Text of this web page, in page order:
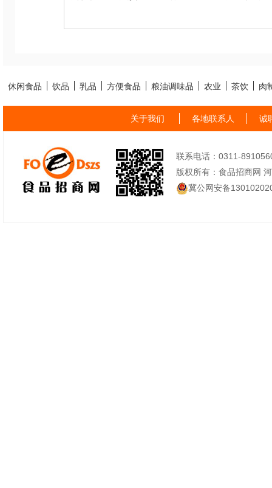
休闲食品 饮品 乳品 方便食品 粮油调味品 农业 茶饮 肉
关于我们 各地联系人 诚
联系电话：0311-
版权所有：食品招商网
冀公网安备